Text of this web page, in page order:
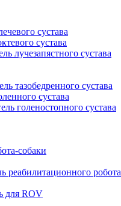
сустава
сустава
лучезапястного сустава
тазобедренного сустава
сустава
голеностопного сустава
собаки
реабилитационного робота
для ROV